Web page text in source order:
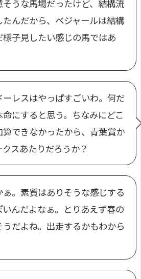
うな馬場だったけど、結構流
んだから、ベジャールは結構
子見したい感じの馬ではあ
レスはやっぱすごいわ。何だ
にすると思う。ちなみにどこ
できなかったから、青葉賞か
スあたりだろうか？
。素質はありそうな感じする
んだよなぁ。とりあえず春の
だよね。出走するかもわから